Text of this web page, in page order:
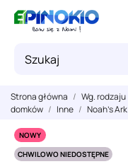
Strona główna Wg. rodzaju
domków
Inne Noah's Ark
NOWY
CHWILOWO NIEDOSTĘPNE